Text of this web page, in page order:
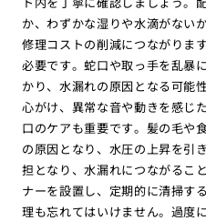
か、わずかな湿りや水滴がない
修理コストの削減につながりま
必要です。蛇口や取っ手を乱暴
かり、水漏れの原因となる可能
心がけ、異常な音や動きを感じ
口のケアも重要です。髪の毛や
の原因となり、水圧の上昇を引
担となり、水漏れにつながるこ
ナーを設置し、定期的に清掃す
理も忘れてはいけません。過度